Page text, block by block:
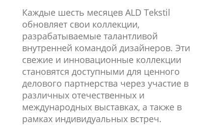
Каждые шесть месяцев ALD Tekstil
обновляет свои коллекции,
разрабатываемые талантливой
внутренней командой дизайнеров. Эти
свежие и инновационные коллекции
становятся доступными для ценного
делового партнерства через участие в
различных отечественных и
международных выставках, а также в
рамках индивидуальных встреч.